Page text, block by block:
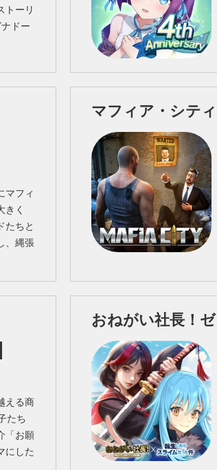
トーリ
ドー
マフィ
きく
たちと
、縄張
マフィア・シテ
える商
たち
「お願
にした
おねがい社長！